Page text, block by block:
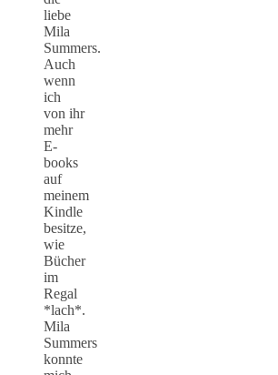
liebe
Mila
Summers.
Auch
wenn
ich
von ihr
mehr
E-
books
auf
meinem
Kindle
besitze,
wie
Bücher
im
Regal
*lach*.
Mila
Summers
konnte